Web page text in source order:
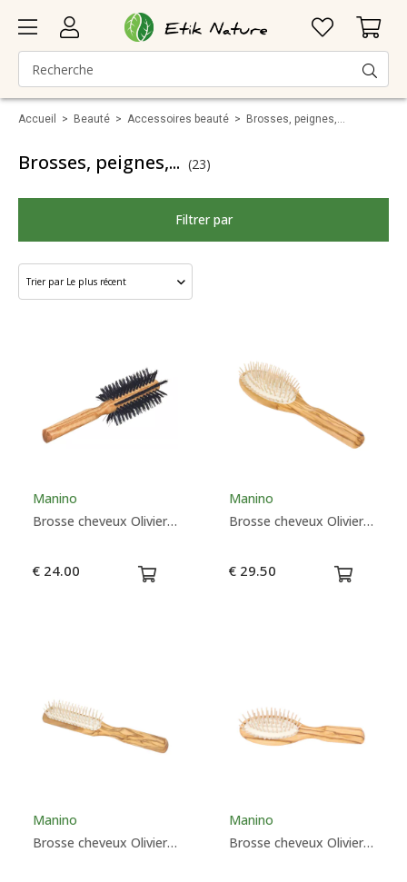
Accueil > Beauté > Accessoires beauté > Brosses, peignes,...
Brosses, peignes,... (23)
Filtrer par
Marque
Manino
Brosse cheveux Olivier Soie de sanglier ronde
€ 24.00
Manino
Brosse cheveux Olivier grande ovale à picots
€ 29.50
Manino
Brosse cheveux Olivier oblongue à picots
Manino
Brosse cheveux Olivier petite ovale à picots